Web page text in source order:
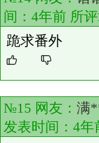
间：4年前 所评
跪求番外
№15 网友： 满
发表时间：4年